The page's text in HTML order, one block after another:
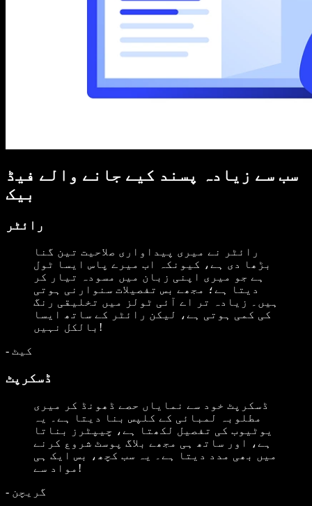
سب سے زیادہ پسند کیے جانے والے فیڈ
بیک
رائٹر
رائٹر نے میری پیداواری صلاحیت تین گنا
بڑھا دی ہے، کیونکہ اب میرے پاس ایسا ٹول
ہے جو میری اپنی زبان میں مسودہ تیار کر
دیتا ہے؛ مجھے بس تفصیلات سنوارنی ہوتی
ہیں۔ زیادہ تر اے آئی ٹولز میں تخلیقی رنگ
کی کمی ہوتی ہے، لیکن رائٹر کے ساتھ ایسا
بالکل نہیں!
- کیٹ
ڈسکرپٹ
ڈسکرپٹ خود سے نمایاں حصے ڈھونڈ کر میری
مطلوبہ لمبائی کے کلپس بنا دیتا ہے۔ یہ
یوٹیوب کی تفصیل لکھتا ہے، چیپٹرز بناتا
ہے، اور ساتھ ہی مجھے بلاگ پوسٹ شروع کرنے
میں بھی مدد دیتا ہے۔ یہ سب کچھ، بس ایک ہی
مواد سے!
- گریچن